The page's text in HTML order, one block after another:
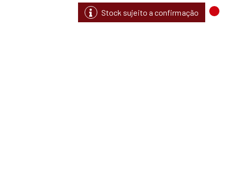
Stock sujeito a confirmação